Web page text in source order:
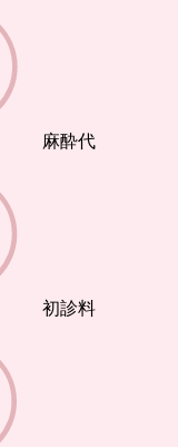
麻酔代
初診料